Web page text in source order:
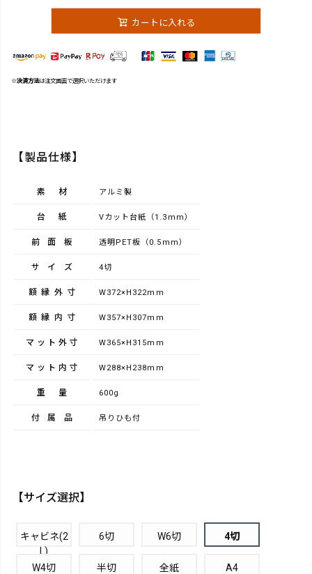
カートに入れる
※決済方法は注文画面で選択いただけます
【製品仕様】
素材 アルミ製
台紙 Vカット台紙（1.3mm）
前面板 透明PET板（0.5mm）
サイズ 4切
額縁外寸 W372×H322mm
額縁内寸 W357×H307mm
マット外寸 W365×H315mm
マット内寸 W288×H238mm
重量 600g
付属品 吊りひも付
【サイズ選択】
キャビネ(2
L)
6切 W6切 4切
W4切 半切 全紙 A4